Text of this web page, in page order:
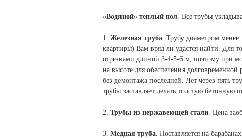
«Водяной» теплый пол . Все трубы
1. Железная труба . Трубу диаметром
квартиры) Вам вряд ли удастся найти. Для
отрезками длиной 3-4-5-6 м, поэтому при
на высоте для обеспечения
без демонтажа последней. Лет через пять
трубы заставляет делать толстую бетонную
2. Трубы из нержавеющей стали . Цена
3. Медная труба . Поставляется на